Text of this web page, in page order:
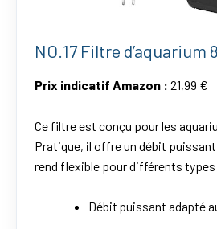
NO.17 Filtre d’aquarium
Prix indicatif Amazon : 21,99 €
Ce filtre est conçu pour les
Pratique, il offre un débit puissant
rend flexible pour différents types
Débit puissant adapté